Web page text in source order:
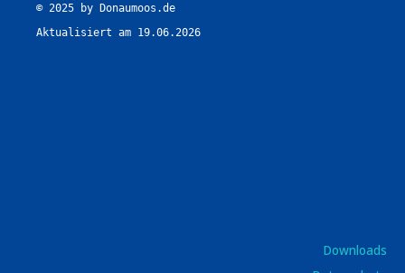
© 2025 by Donaumoos.de
Aktualisiert am 19.06.2026
Downloads